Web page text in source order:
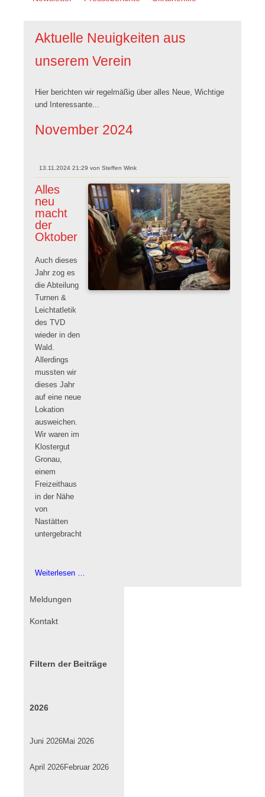
Aktuelle Neuigkeiten aus
unserem Verein
Hier berichten wir regelmäßig über alles Neue, Wichtige
und Interessante...
November 2024
13.11.2024 21:29 vonSteffen Wink
Alles
neu
macht
der
Oktober
Auch dieses
Jahr zog es
die Abteilung
Turnen &
Leichtatletik
des TVD
wieder in den
Wald.
Allerdings
mussten wir
dieses Jahr
auf eine neue
Lokation
ausweichen.
Wir waren im
Klostergut
Gronau,
einem
Freizeithaus
in der Nähe
von
Nastätten
untergebracht.
Weiterlesen …
Navigation
Meldungen
Kontakt
Filtern der Beiträge
2026
Juni 2026Mai 2026
April 2026Februar 2026